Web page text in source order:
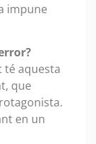
impune
té aquesta
que
en un